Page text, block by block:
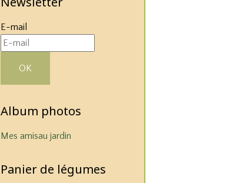
E-mail
OK
Album photos
Mes amisau jardin
Panier de légumes